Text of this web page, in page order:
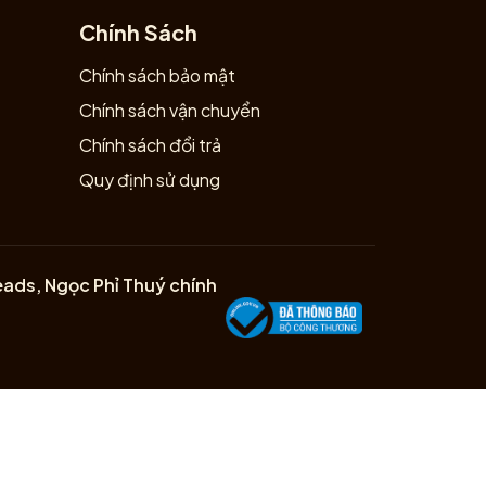
Chính Sách
Chính sách bảo mật
Chính sách vận chuyển
Chính sách đổi trả
Quy định sử dụng
Ngọc Phỉ Thuý chính